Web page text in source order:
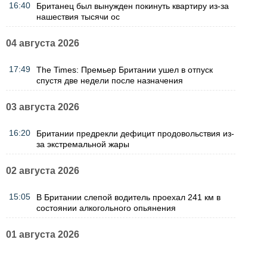
16:40
Британец был вынужден покинуть квартиру из-за
нашествия тысячи ос
04 августа 2026
17:49
The Times: Премьер Британии ушел в отпуск
спустя две недели после назначения
03 августа 2026
16:20
Британии предрекли дефицит продовольствия из-
за экстремальной жары
02 августа 2026
15:05
В Британии слепой водитель проехал 241 км в
состоянии алкогольного опьянения
01 августа 2026